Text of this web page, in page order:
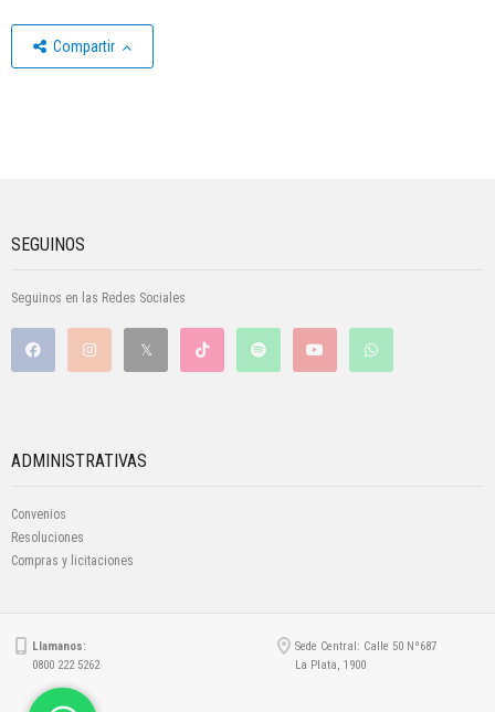
Compartir
SEGUINOS
Seguinos en las Redes Sociales
ADMINISTRATIVAS
Convenios
Resoluciones
Compras y licitaciones
Llamanos:
0800 222 5262
Sede Central: Calle 50 Nº687
La Plata, 1900